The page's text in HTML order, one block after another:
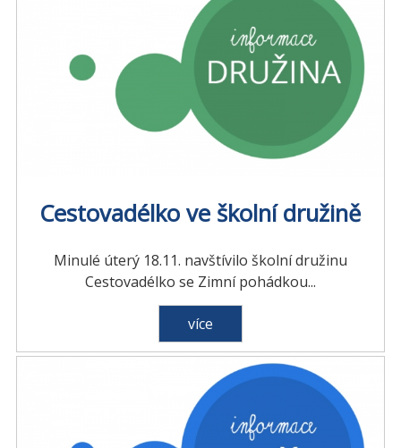
Cestovadélko ve školní družině
Minulé úterý 18.11. navštívilo školní družinu
Cestovadélko se Zimní pohádkou...
více